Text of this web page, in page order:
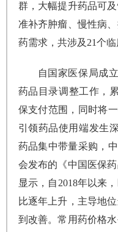
群，大幅提升药品可
准补齐肿瘤、慢性病
药需求，共涉及21个
自国家医保局成
药品目录调整工作，
保支付范围，同时将
引领药品使用端发生
药品集中带量采购，
会发布的《中国医保
显示，自2018年以来
比逐年上升，主导地
到改善。常用药价格